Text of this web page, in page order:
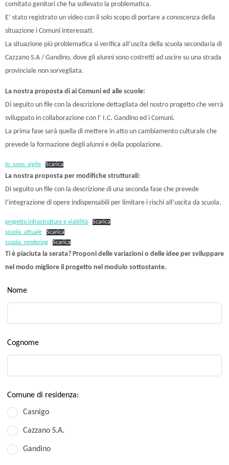
comitato genitori che ha sollevato la problematica.
E’ stato registrato un video con il solo scopo di portare a conoscenza della
situazione i Comuni interessati.
La situazione più problematica si verifica all’uscita della scuola secondaria di
Cazzano S.A / Gandino, dove gli alunni sono costretti ad uscire su una strada
provinciale non sorvegliata.
La nostra proposta di ai Comuni ed alle scuole:
Di seguito un file con la descrizione dettagliata del nostro progetto che verrà
sviluppato in collaborazione con l’ I.C. Gandino ed i Comuni.
La prima fase sarà quella di mettere in atto un cambiamento culturale che
prevede la formazione degli alunni e della popolazione.
Io_sono_vigile Scarica
La nostra proposta per modifiche strutturali:
Di seguito un file con la descrizione di una seconda fase che prevede
l’integrazione di opere indispensabili per limitare i rischi all’uscita da scuola.
progetto infrastrutture e viabilità
Scarica
scuola_attuale
Scarica
scuola_rendering
Scarica
Ti è piaciuta la serata? Proponi delle variazioni o delle idee per sviluppare
nel modo migliore il progetto nel modulo sottostante.
Leave
this
Nome
Cognome
Comune di residenza:
Casnigo
Cazzano S.A.
Gandino